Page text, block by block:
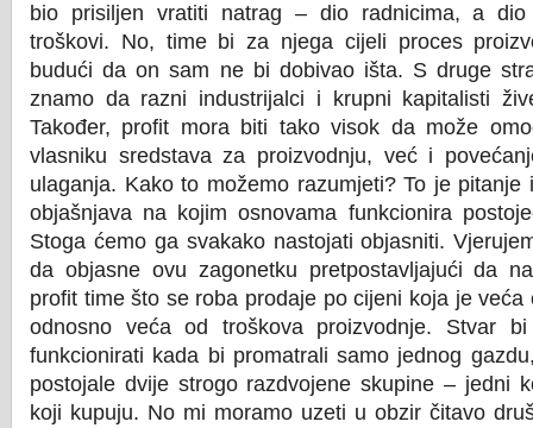
bio prisiljen vratiti natrag – dio radnicima, a
troškovi. No, time bi za njega cijeli proces
budući da on sam ne bi dobivao išta. S druge
znamo da razni industrijalci i krupni kapitalisti
Također, profit mora biti tako visok da može
vlasniku sredstava za proizvodnju, već i
ulaganja. Kako to možemo razumjeti? To je pitanje
objašnjava na kojim osnovama funkcionira
Stoga ćemo ga svakako nastojati objasniti.
da objasne ovu zagonetku pretpostavljajući da
profit time što se roba prodaje po cijeni koja je veća
odnosno veća od troškova proizvodnje. Stvar
funkcionirati kada bi promatrali samo jednog
postojale dvije strogo razdvojene skupine – jedni
koji kupuju. No mi moramo uzeti u obzir čitavo